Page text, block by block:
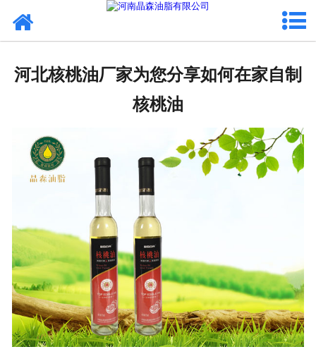
葡萄籽油
产品中心
联系晶森
走进晶森
公司官网
河北核桃油厂家为您分享如何在家自制
核桃油